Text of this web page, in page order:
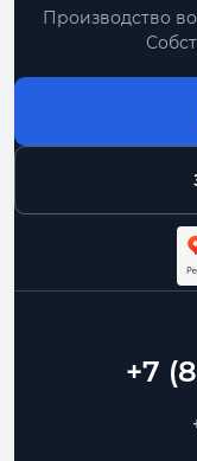
Производство